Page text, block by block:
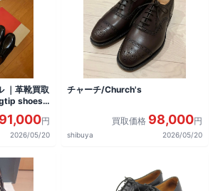
｜革靴買取
shoes]
91,000円
2026/05/20
チャーチ/Church's
買取価格 98,000円
shibuya 2026/05/20